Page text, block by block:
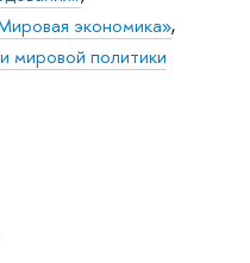
экономика»,
мировой политики